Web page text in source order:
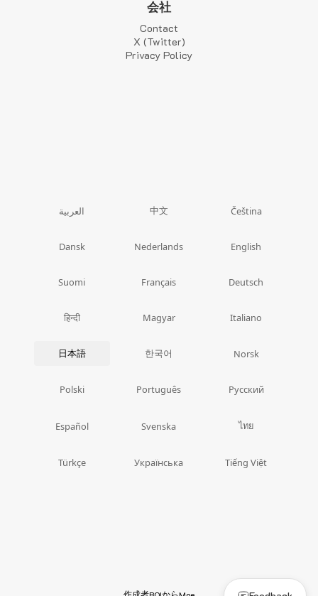
会社
Contact
X (Twitter)
Privacy Policy
العربية 中文 Čeština
Dansk Nederlands English
Suomi Français Deutsch
हिन्दी Magyar Italiano
日本語 한국어 Norsk
Polski Português Русский
Español Svenska ไทย
Türkçe Українська Tiếng Việt